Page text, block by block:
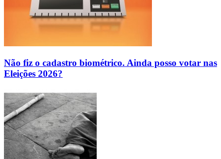
Não fiz o cadastro biométrico. Ainda posso votar nas
Eleições 2026?